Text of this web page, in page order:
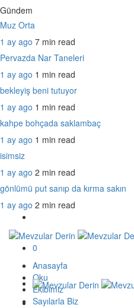
Gündem
Muz Orta
1 ay ago 7 min read
Pervazda Nar Taneleri
1 ay ago 1 min read
bekleyiş beni tutuyor
1 ay ago 1 min read
kahpe bohçada saklambaç
1 ay ago 1 min read
isimsiz
1 ay ago 2 min read
gönlümü put sanıp da kırma sakın
1 ay ago 2 min read
0
Anasayfa
Oku
Ekibimiz
Sayılarla Biz